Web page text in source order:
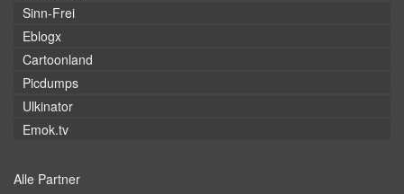
Sinn-Frei
Eblogx
Cartoonland
Picdumps
Ulkinator
Emok.tv
Alle Partner